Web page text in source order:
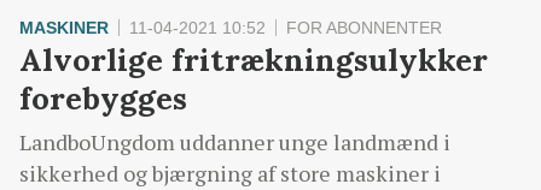
MASKINER 11-04-2021 10:52 FOR ABONNENTER
Alvorlige fritrækningsulykker
forebygges
LandboUngdom uddanner unge landmænd i
sikkerhed og bjærgning af store maskiner i